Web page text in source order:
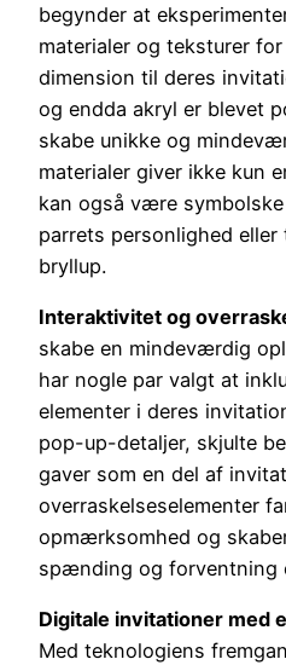
begynder at
materialer og teksturer
dimension til deres
og endda akryl er blevet
skabe unikke og
materialer giver ikke kun
kan også være
parrets personlighed eller
bryllup.
Interaktivitet og
skabe en mindeværdig
har nogle par valgt at
elementer i deres
pop-up-detaljer, skjulte
gaver som en del af
overraskelseselementer
opmærksomhed og
spænding og forventning
Digitale invitationer med
Med teknologiens